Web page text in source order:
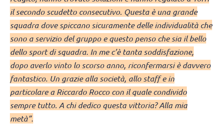
il secondo scudetto consecutivo. Questa è una grande
squadra dove spiccano sicuramente delle individualità che
sono a servizio del gruppo e questo penso che sia il bello
dello sport di squadra. In me c’è tanta soddisfazione,
dopo averlo vinto lo scorso anno, riconfermarsi è davvero
fantastico. Un grazie alla società, allo staff e in
particolare a Riccardo Rocco con il quale condivido
sempre tutto. A chi dedico questa vittoria? Alla mia
metà”.